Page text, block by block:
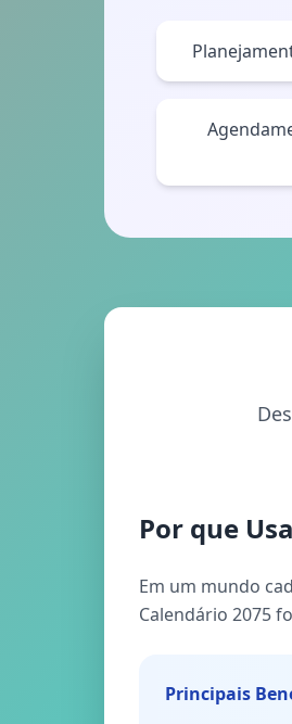
Por que
Em um mundo
Calendário 2075
Principais